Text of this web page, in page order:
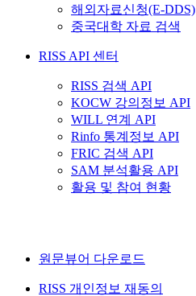
해외자료신청(E-DDS)
중국대학 자료 검색
RISS API 센터
RISS 검색 API
KOCW 강의정보 API
WILL 연계 API
Rinfo 통계정보 API
FRIC 검색 API
SAM 분석활용 API
활용 및 참여 현황
원문뷰어 다운로드
RISS 개인정보 재동의